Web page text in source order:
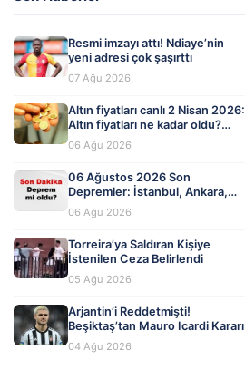
Resmi imzayı attı! Ndiaye’nin
yeni adresi çok şaşırttı
07 Ağu 2026
Altın fiyatları canlı 2 Nisan 2026:
Altın fiyatları ne kadar oldu?
Gram, çeyrek, yarım ve
cumhuriyet altını alış satış
06 Ağu 2026
06 Ağustos 2026 Son
Depremler: İstanbul, Ankara,
İzmir ve Diğer İllerde Meydana
Gelen Sarsıntılar
06 Ağu 2026
Torreira’ya Saldıran Kişiye
İstenilen Ceza Belirlendi
05 Ağu 2026
Arjantin’i Reddetmişti!
Beşiktaş’tan Mauro Icardi Kararı
04 Ağu 2026